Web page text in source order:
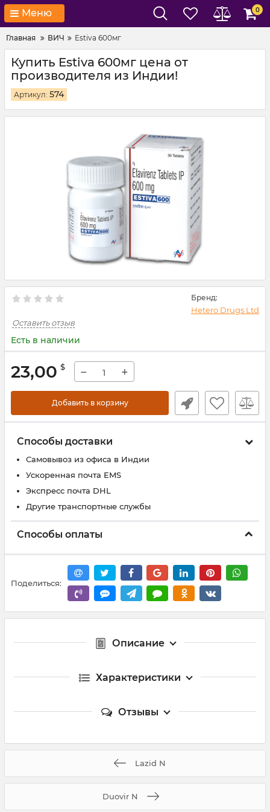
Меню 0
Главная ВИЧ Estiva 600мг
Купить Estiva 600мг цена от
производителя из Индии!
Артикул: 574
Бренд:
Hetero Drugs Ltd
Оставить отзыв
Есть в наличии
23,00 $ − +
Добавить в корзину
Способы доставки
Самовывоз из офиса в Индии
Ускоренная почта EMS
Экспресс почта DHL
Другие транспортные службы
Способы оплаты
Поделиться:
Описание
Характеристики
Отзывы
Lazid N
Duovir N